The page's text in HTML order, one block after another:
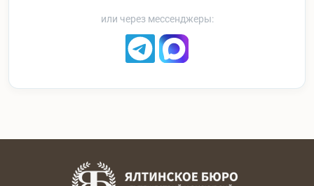
или через мессенджеры: